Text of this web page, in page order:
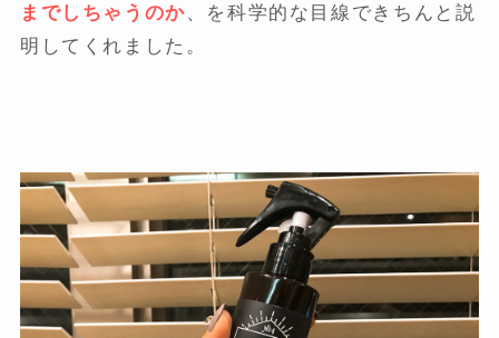
までしちゃうのか、を科学的な目線できちんと説
明してくれました。